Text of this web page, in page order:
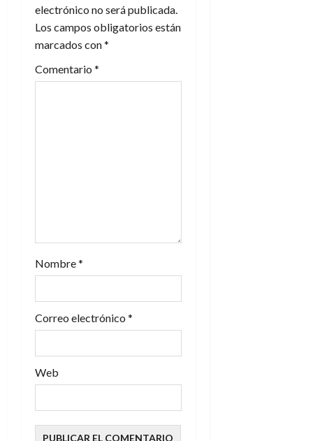
ó
n
d
a
d
a
electrónico no será publicada.
Los campos obligatorios están
marcados con*
Comentario *
Nombre*
Correo electrónico *
Web